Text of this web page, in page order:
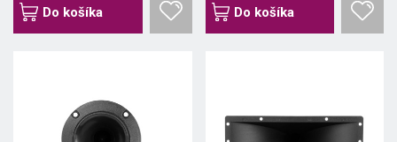
Do košíka Do košíka